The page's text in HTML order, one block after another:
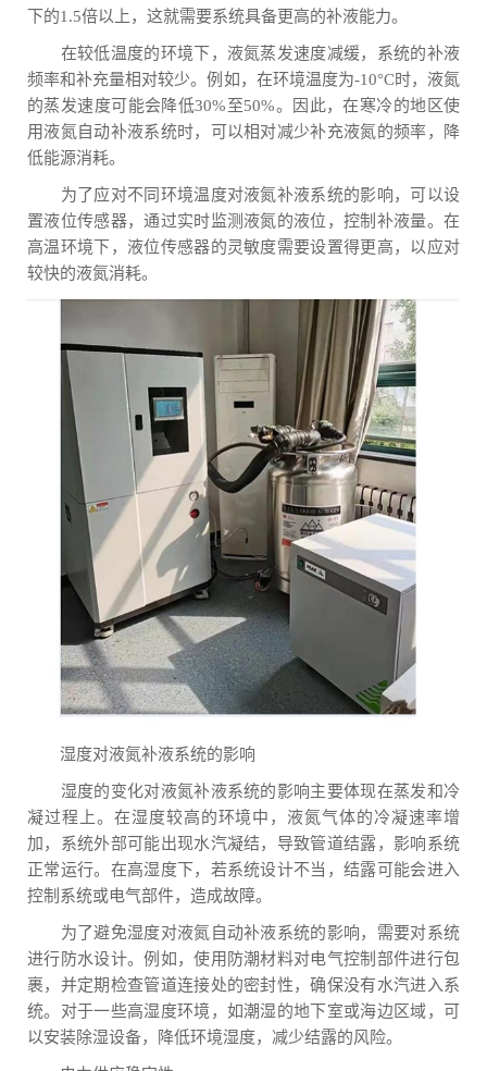
下的1.5倍以上，这就需要系统具备更高的补液能力。
在较低温度的环境下，液氮蒸发速度减缓，系统的补液
频率和补充量相对较少。例如，在环境温度为-10°C时，液氮
的蒸发速度可能会降低30%至50%。因此，在寒冷的地区使
用液氮自动补液系统时，可以相对减少补充液氮的频率，降
低能源消耗。
为了应对不同环境温度对液氮补液系统的影响，可以设
置液位传感器，通过实时监测液氮的液位，控制补液量。在
高温环境下，液位传感器的灵敏度需要设置得更高，以应对
较快的液氮消耗。
湿度对液氮补液系统的影响
湿度的变化对液氮补液系统的影响主要体现在蒸发和冷
凝过程上。在湿度较高的环境中，液氮气体的冷凝速率增
加，系统外部可能出现水汽凝结，导致管道结露，影响系统
正常运行。在高湿度下，若系统设计不当，结露可能会进入
控制系统或电气部件，造成故障。
为了避免湿度对液氮自动补液系统的影响，需要对系统
进行防水设计。例如，使用防潮材料对电气控制部件进行包
裹，并定期检查管道连接处的密封性，确保没有水汽进入系
统。对于一些高湿度环境，如潮湿的地下室或海边区域，可
以安装除湿设备，降低环境湿度，减少结露的风险。